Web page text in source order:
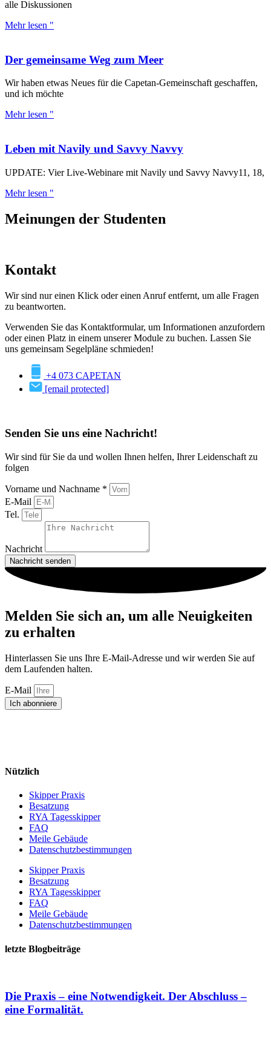
alle Diskussionen
Mehr lesen "
Der gemeinsame Weg zum Meer
Wir haben etwas Neues für die Capetan-Gemeinschaft geschaffen,
und ich möchte
Mehr lesen "
Leben mit Navily und Savvy Navvy
UPDATE: Vier Live-Webinare mit Navily und Savvy Navvy11, 18,
Mehr lesen "
Meinungen der Studenten
Kontakt
Wir sind nur einen Klick oder einen Anruf entfernt, um alle Fragen
zu beantworten.
Verwenden Sie das Kontaktformular, um Informationen anzufordern
oder einen Platz in einem unserer Module zu buchen. Lassen Sie
uns gemeinsam Segelpläne schmieden!
+4 073 CAPETAN
[email protected]
Senden Sie uns eine Nachricht!
Wir sind für Sie da und wollen Ihnen helfen, Ihrer Leidenschaft zu
folgen
Vorname und Nachname *
E-Mail
Tel.
Nachricht
Nachricht senden
Melden Sie sich an, um alle Neuigkeiten
zu erhalten
Hinterlassen Sie uns Ihre E-Mail-Adresse und wir werden Sie auf
dem Laufenden halten.
E-Mail
Ich abonniere
Nützlich
Skipper Praxis
Besatzung
RYA Tagesskipper
FAQ
Meile Gebäude
Datenschutzbestimmungen
Skipper Praxis
Besatzung
RYA Tagesskipper
FAQ
Meile Gebäude
Datenschutzbestimmungen
letzte Blogbeiträge
Die Praxis – eine Notwendigkeit. Der Abschluss –
eine Formalität.